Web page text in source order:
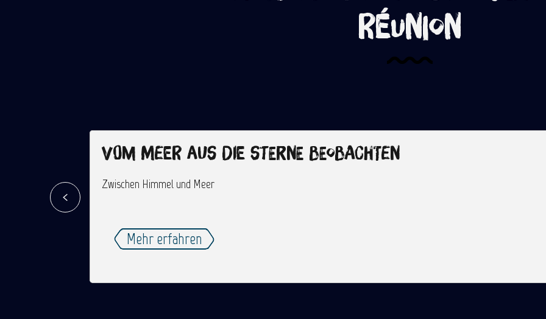
Réunion
Vom Meer aus die Sterne beobachten
Zwischen Himmel und Meer
Mehr erfahren